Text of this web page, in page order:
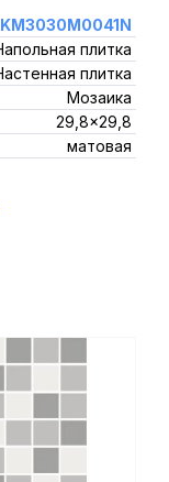
KM3030M0041N
плитка
плитка
Мозаика
29,8x29,8
матовая